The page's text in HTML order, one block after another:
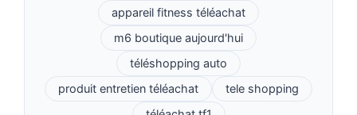
appareil fitness téléachat
m6 boutique aujourd'hui
téléshopping auto
produit entretien téléachat
tele shopping